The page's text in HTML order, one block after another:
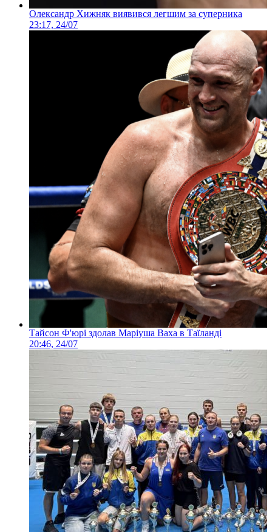
Олександр Хижняк виявився легшим за суперника
23:17, 24/07
Тайсон Ф'юрі здолав Маріуша Ваха в Таїланді
20:46, 24/07